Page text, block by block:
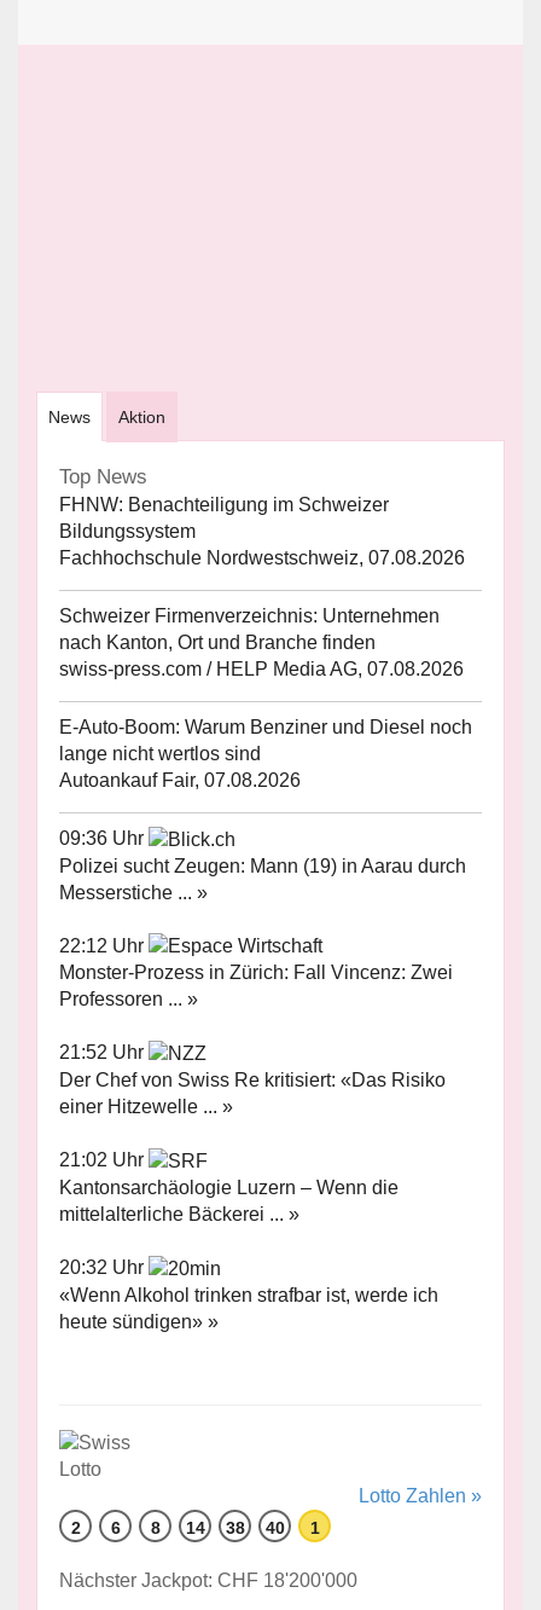
News Aktion
Top News
FHNW: Benachteiligung im Schweizer
Bildungssystem
Fachhochschule Nordwestschweiz, 07.08.2026
Schweizer Firmenverzeichnis: Unternehmen
nach Kanton, Ort und Branche finden
swiss-press.com / HELP Media AG, 07.08.2026
E-Auto-Boom: Warum Benziner und Diesel noch
lange nicht wertlos sind
Autoankauf Fair, 07.08.2026
09:36 Uhr
Polizei sucht Zeugen: Mann (19) in Aarau durch
Messerstiche ... »
22:12 Uhr
Monster-Prozess in Zürich: Fall Vincenz: Zwei
Professoren ... »
21:52 Uhr
Der Chef von Swiss Re kritisiert: «Das Risiko
einer Hitzewelle ... »
21:02 Uhr
Kantonsarchäologie Luzern – Wenn die
mittelalterliche Bäckerei ... »
20:32 Uhr
«Wenn Alkohol trinken strafbar ist, werde ich
heute sündigen» »
Lotto Zahlen »
2 6 8 14 38 40 1
Nächster Jackpot: CHF 18'200'000